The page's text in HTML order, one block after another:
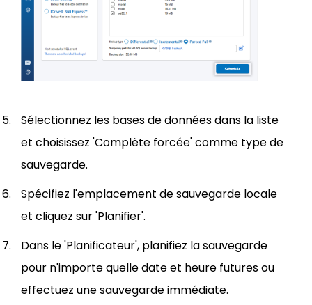
Sélectionnez les bases de données dans la liste
et choisissez 'Complète forcée' comme type de
sauvegarde.
Spécifiez l'emplacement de sauvegarde locale
et cliquez sur 'Planifier'.
Dans le 'Planificateur', planifiez la sauvegarde
pour n'importe quelle date et heure futures ou
effectuez une sauvegarde immédiate.